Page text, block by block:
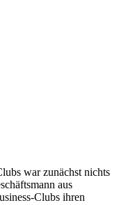
war zunächst nichts
aus
Clubs ihren